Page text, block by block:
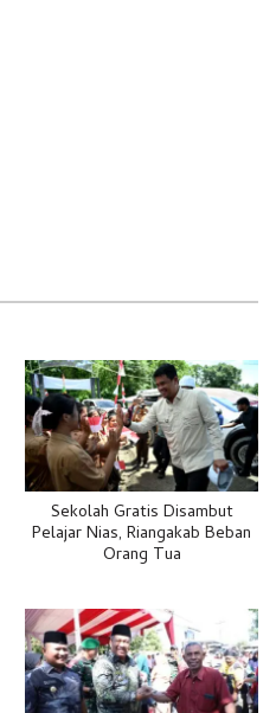
Sekolah Gratis Disambut
Pelajar Nias, Riangakab Beban
Orang Tua